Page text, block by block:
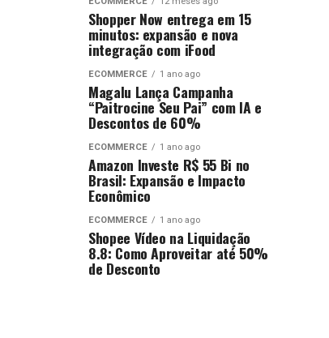
Shopper Now entrega em 15
minutos: expansão e nova
integração com iFood
ECOMMERCE 1 ano ago
Magalu Lança Campanha
“Paitrocine Seu Pai” com IA e
Descontos de 60%
ECOMMERCE 1 ano ago
Amazon Investe R$ 55 Bi no
Brasil: Expansão e Impacto
Econômico
ECOMMERCE 1 ano ago
Shopee Vídeo na Liquidação
8.8: Como Aproveitar até 50%
de Desconto